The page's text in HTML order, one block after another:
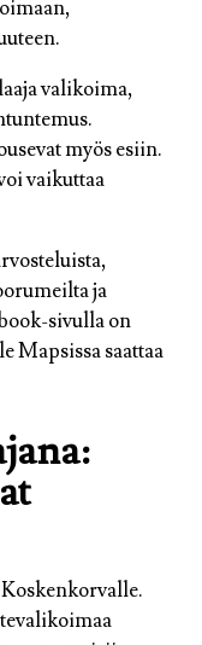
valikoima,
myös esiin.
vaikuttaa
ja
sivulla on
Mapsissa saattaa